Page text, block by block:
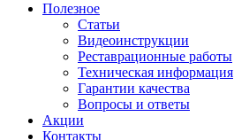
Полезное
Статьи
Видеоинструкции
Реставрационные работы
Техническая информация
Гарантии качества
Вопросы и ответы
Акции
Контакты